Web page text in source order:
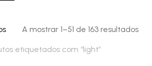
A mostrar 1–51 de 163 resultados
etiquetados com “light”